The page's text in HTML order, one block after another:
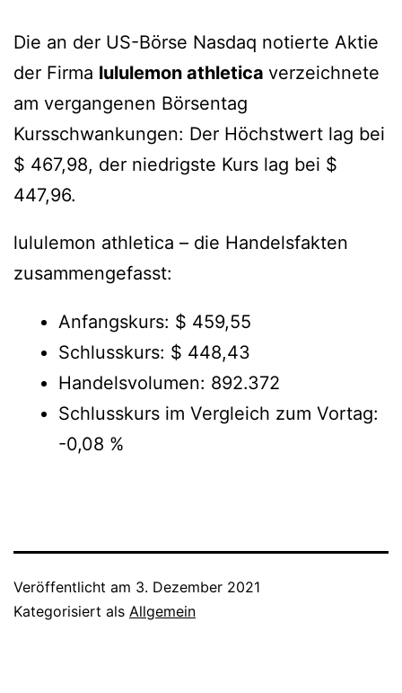
Die an der US-Börse Nasdaq notierte Aktie
der Firma lululemon athletica verzeichnete
am vergangenen Börsentag
Kursschwankungen: Der Höchstwert lag bei
$ 467,98, der niedrigste Kurs lag bei $
447,96.
lululemon athletica – die Handelsfakten
zusammengefasst:
Anfangskurs: $ 459,55
Schlusskurs: $ 448,43
Handelsvolumen: 892.372
Schlusskurs im Vergleich zum Vortag:
-0,08 %
Veröffentlicht am 3. Dezember 2021
Kategorisiert als Allgemein